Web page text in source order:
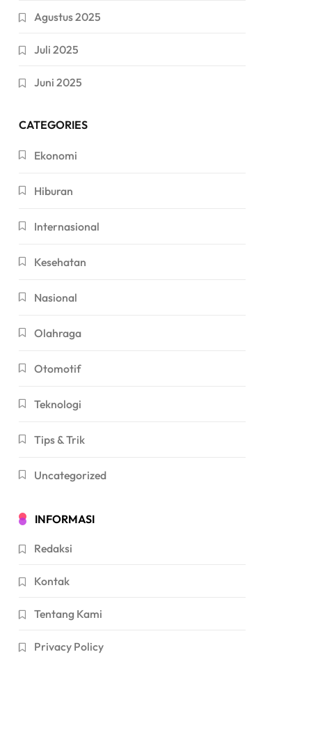
Agustus 2025
Juli 2025
Juni 2025
CATEGORIES
Ekonomi
Hiburan
Internasional
Kesehatan
Nasional
Olahraga
Otomotif
Teknologi
Tips & Trik
Uncategorized
INFORMASI
Redaksi
Kontak
Tentang Kami
Privacy Policy